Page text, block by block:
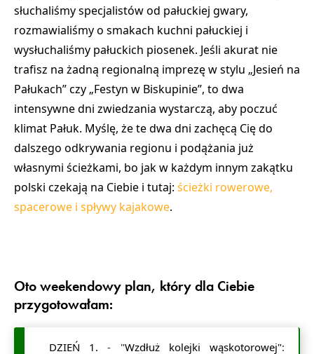
słuchaliśmy specjalistów od pałuckiej gwary,
rozmawialiśmy o smakach kuchni pałuckiej i
wysłuchaliśmy pałuckich piosenek. Jeśli akurat nie
trafisz na żadną regionalną imprezę w stylu „Jesień na
Pałukach” czy „Festyn w Biskupinie”, to dwa
intensywne dni zwiedzania wystarczą, aby poczuć
klimat Pałuk. Myślę, że te dwa dni zachęcą Cię do
dalszego odkrywania regionu i podążania już
własnymi ścieżkami, bo jak w każdym innym zakątku
polski czekają na Ciebie i tutaj: ścieżki rowerowe,
spacerowe i spływy kajakowe.
Oto weekendowy plan, który dla Ciebie
przygotowałam:
DZIEŃ 1. - "Wzdłuż kolejki wąskotorowej":